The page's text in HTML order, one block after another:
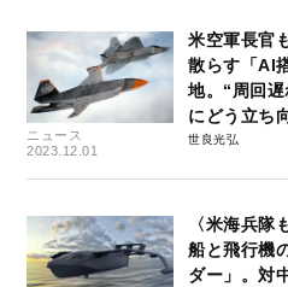
ニュース
2023.12.01
米空軍長官
散らす「AI
地。“周回
にどう立ち
世良光弘
〈米海兵隊
船と飛行機
ダー」。対